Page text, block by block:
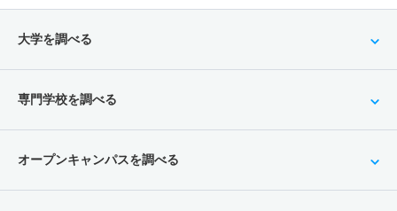
大学を調べる
専門学校を調べる
オープンキャンパスを調べる